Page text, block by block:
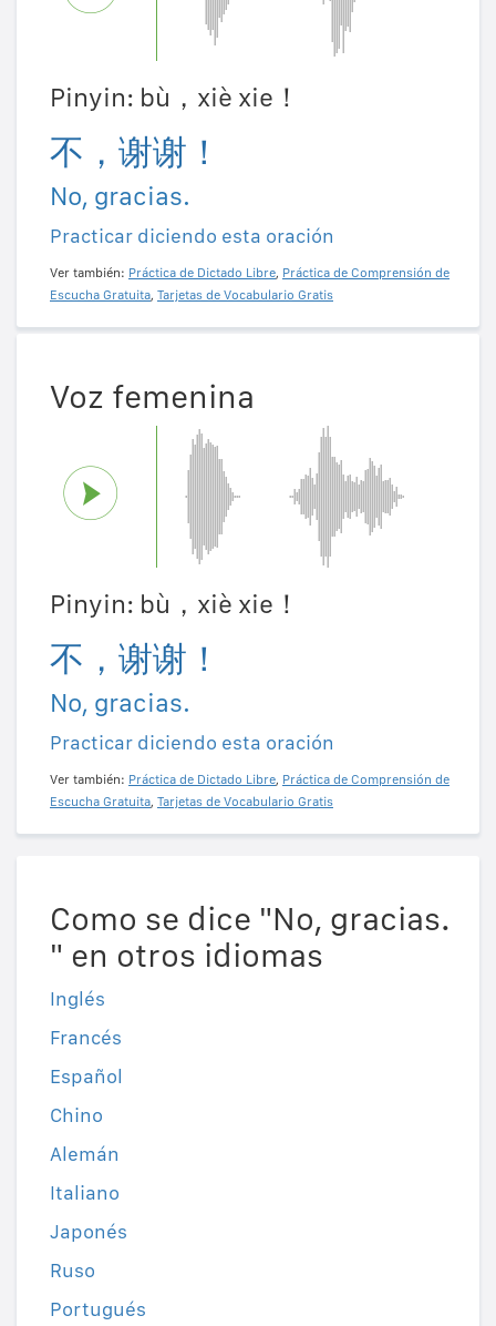
Pinyin: bù，xiè xie！
不，谢谢！
No, gracias.
Practicar diciendo esta oración
Ver también: Práctica de Dictado Libre, Práctica de Comprensión de
Escucha Gratuita, Tarjetas de Vocabulario Gratis
Voz femenina
Pinyin: bù，xiè xie！
不，谢谢！
No, gracias.
Practicar diciendo esta oración
Ver también: Práctica de Dictado Libre, Práctica de Comprensión de
Escucha Gratuita, Tarjetas de Vocabulario Gratis
Como se dice "No, gracias.
" en otros idiomas
Inglés
Francés
Español
Chino
Alemán
Italiano
Japonés
Ruso
Portugués